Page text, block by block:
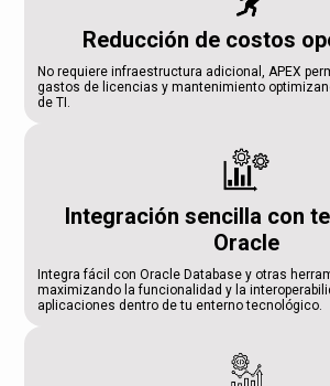
Reducción de costos
No requiere infraestructura adicional, APEX
gastos de licencias y mantenimiento
de TI.
Integración sencilla con
Oracle
Integra fácil con Oracle Database y otras
maximizando la funcionalidad y la
aplicaciones dentro de tu enterno tecnológico.